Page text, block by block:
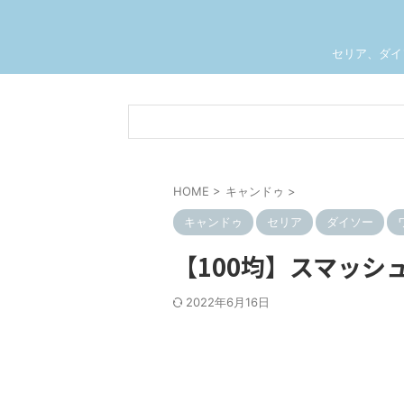
セリア、ダ
HOME > キャンドゥ >
キャンドゥ セリア ダイソー
【100均】スマッ
2022年6月16日